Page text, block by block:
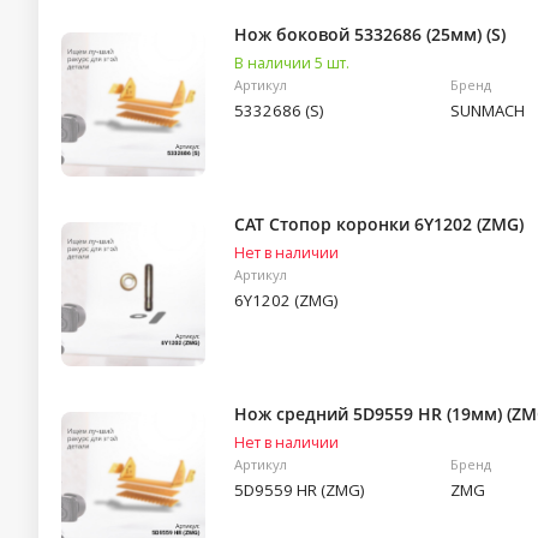
Нож боковой 5332686 (25мм) (S)
В наличии 5 шт.
Артикул
5332686 (S)
Бренд
SUNMACH
CAT Стопор коронки 6Y1202 (ZMG)
Нет в наличии
Артикул
6Y1202 (ZMG)
Нож средний 5D9559 HR (19мм)
Нет в наличии
Артикул
5D9559 HR (ZMG)
Бренд
ZMG